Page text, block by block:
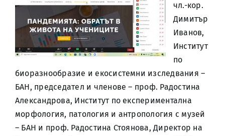
чл.-кор.
Димитър
Иванов,
Институт
по
биоразнообразие и екосистемни изследвания –
БАН, председател и членове – проф. Радостина
Александрова, Институт по експериментална
морфология, патология и антропология с музей
– БАН и проф. Радостина Стоянова, Директор на